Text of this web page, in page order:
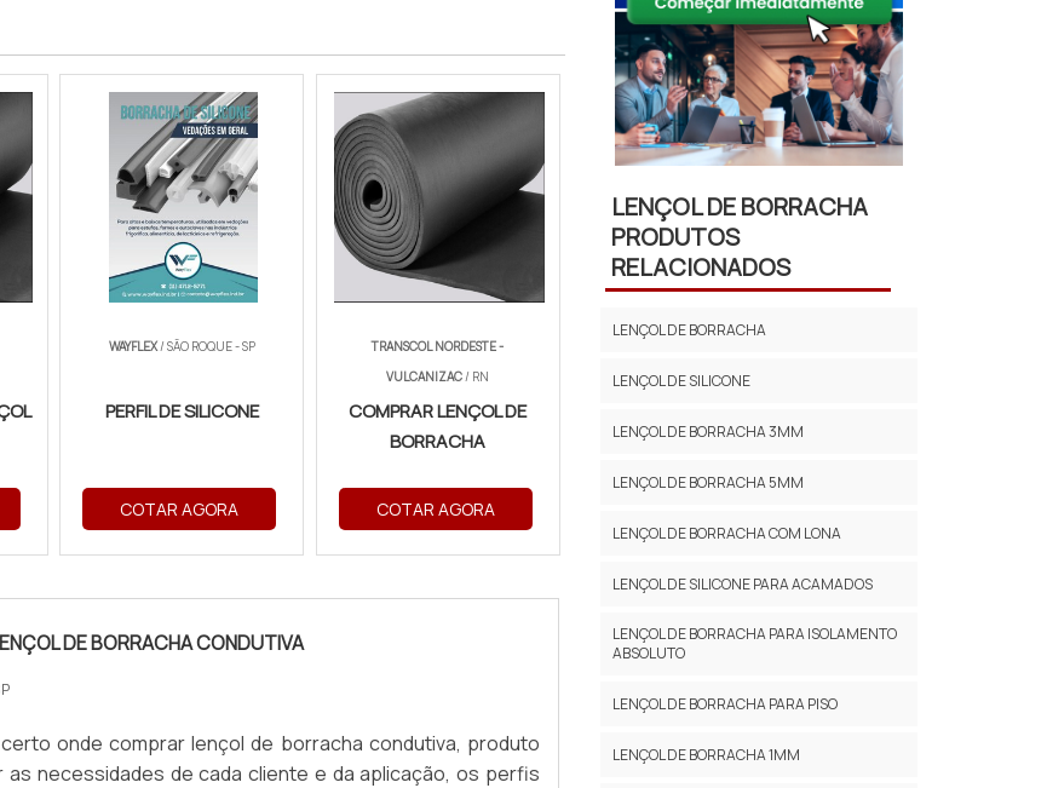
WAYFLEX/ SÃO ROQUE - SP
PERFIL DE SILICONE
COTAR AGORA
TRANSCOL NORDESTE -
VULCANIZAC/ RN
COMPRAR LENÇOL DE
BORRACHA
COTAR AGORA
DE BORRACHA CONDUTIVA
onde comprar lençol de borracha condutiva, produto
necessidades de cada cliente e da aplicação, os perfis
LENÇOL DE BORRACHA
PRODUTOS
RELACIONADOS
LENÇOL DE BORRACHA
LENÇOL DE SILICONE
LENÇOL DE BORRACHA 3MM
LENÇOL DE BORRACHA 5MM
LENÇOL DE BORRACHA COM LONA
LENÇOL DE SILICONE PARA ACAMADOS
LENÇOL DE BORRACHA PARA ISOLAMENTO
ABSOLUTO
LENÇOL DE BORRACHA PARA PISO
LENÇOL DE BORRACHA 1MM